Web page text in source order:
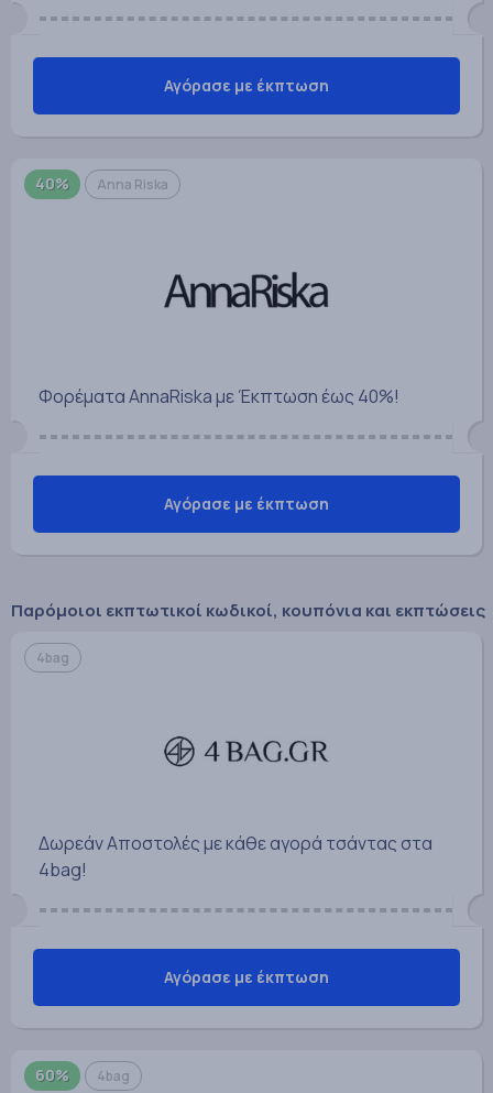
Αγόρασε με έκπτωση
40% Anna Riska
Φορέματα AnnaRiska με Έκπτωση έως 40%!
Αγόρασε με έκπτωση
Παρόμοιοι εκπτωτικοί κωδικοί, κουπόνια και εκπτώσεις
4bag
Δωρεάν Αποστολές με κάθε αγορά τσάντας στα
4bag!
Αγόρασε με έκπτωση
60% 4bag